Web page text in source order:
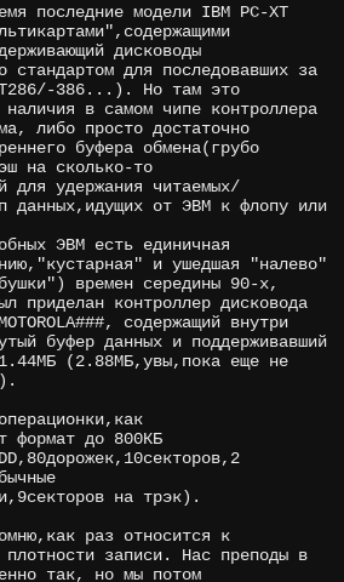
последние модели IBM PC-XT
дисководы
для последовавших за
386...). Но там это
в самом чипе контроллера
либо просто достаточно
буфера обмена(грубо
на сколько-то
для удержания читаемых/
данных,идущих от ЭВМ к флопу или
ЭВМ есть единичная
и ушедшая "налево"
времен середины 90-х,
приделан контроллер дисковода
содержащий внутри
буфер данных и поддерживавший
(2.88МБ,увы,пока еще не
формат до 800КБ
на трэк).
раз относится к
записи. Нас преподы в
так, но мы потом